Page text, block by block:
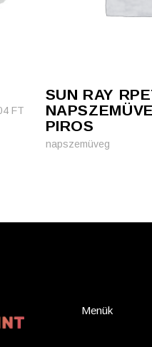
FT
SUN RAY
PIROS
napszemüveg
Menük